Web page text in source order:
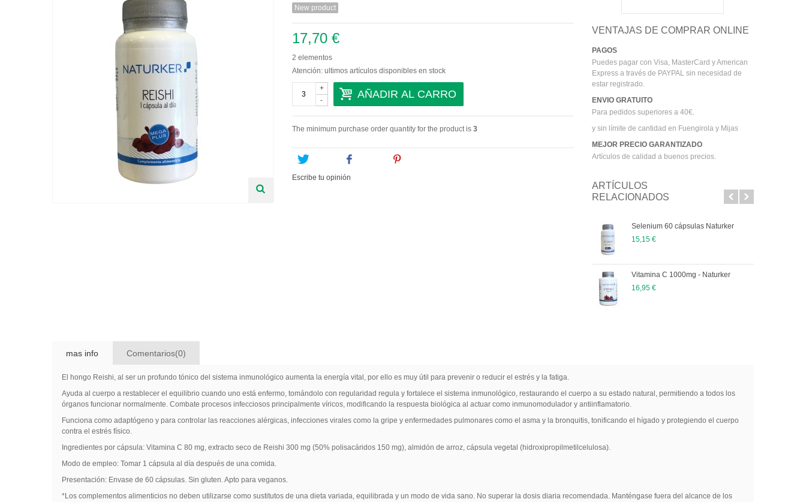
New product
17,70 €
2 elementos
Atención: ultimos artículos disponibles en stock
-
+ AÑADIR AL CARRO
The minimum purchase order quantity for the product is 3
Tweet
Escribe tu opinión
VENTAJAS DE COMPRAR ONLINE
PAGOS
Puedes pagar con Visa, MasterCard y American
Express a través de PAYPAL sin necesidad de
estar registrado.
ENVIO GRATUITO
Para pedidos superiores a 40€.
y sin límite de cantidad en Fuengirola y Mijas
MEJOR PRECIO GARANTIZADO
Artículos de calidad a buenos precios.
ARTÍCULOS
RELACIONADOS
Selenium 60 cápsulas Naturker
15,15 €
Vitamina C 1000mg - Naturker
16,95 €
mas info Comentarios(0)
El hongo Reishi, al ser un profundo tónico del sistema inmunológico aumenta la energía vital, por ello es muy útil para prevenir o reducir el estrés y la fatiga.
Ayuda al cuerpo a restablecer el equilibrio cuando uno está enfermo, tomándolo con regularidad regula y fortalece el sistema inmunológico, restaurando el cuerpo a su estado natural, permitiendo a todos los
órganos funcionar normalmente. Combate procesos infecciosos principalmente víricos, modificando la respuesta biológica al actuar como inmunomodulador y antiinflamatorio.
Funciona como adaptógeno y para controlar las reacciones alérgicas, infecciones virales como la gripe y enfermedades pulmonares como el asma y la bronquitis, tonificando el hígado y protegiendo el cuerpo
contra el estrés físico.
Ingredientes por cápsula: Vitamina C 80 mg, extracto seco de Reishi 300 mg (50% polisacáridos 150 mg), almidón de arroz, cápsula vegetal (hidroxipropilmetilcelulosa).
Modo de empleo: Tomar 1 cápsula al día después de una comida.
Presentación: Envase de 60 cápsulas. Sin gluten. Apto para veganos.
*Los complementos alimenticios no deben utilizarse como sustitutos de una dieta variada, equilibrada y un modo de vida sano. No superar la dosis diaria recomendada. Manténgase fuera del alcance de los